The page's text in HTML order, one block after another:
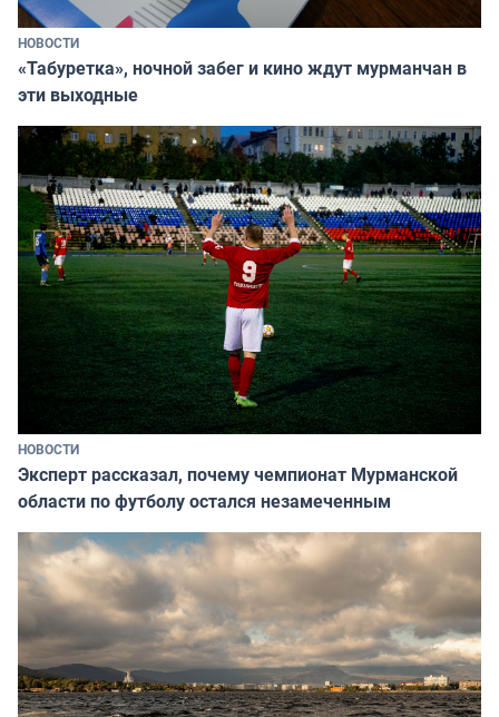
НОВОСТИ
«Табуретка», ночной забег и кино ждут мурманчан в
эти выходные
НОВОСТИ
Эксперт рассказал, почему чемпионат Мурманской
области по футболу остался незамеченным